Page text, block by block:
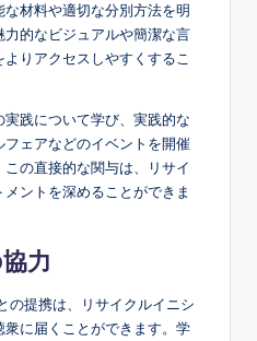
材料や適切な分別方法を明
的なビジュアルや簡潔な言
りアクセスしやすくするこ
践について学び、実践的な
ェアなどのイベントを開催
の直接的な関与は、リサイ
ントを深めることができま
力
の提携は、リサイクルイニシ
に届くことができます。学